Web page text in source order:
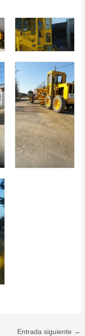
Entrada siguiente →